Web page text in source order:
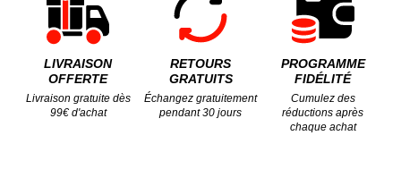
LIVRAISON
OFFERTE
Livraison gratuite dès
99€ d'achat
RETOURS
GRATUITS
Échangez gratuitement
pendant 30 jours
PROGRAMME
FIDÉLITÉ
Cumulez des
réductions après
chaque achat